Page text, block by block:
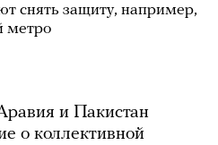
снять защиту, например,
метро
и Пакистан
о коллективной